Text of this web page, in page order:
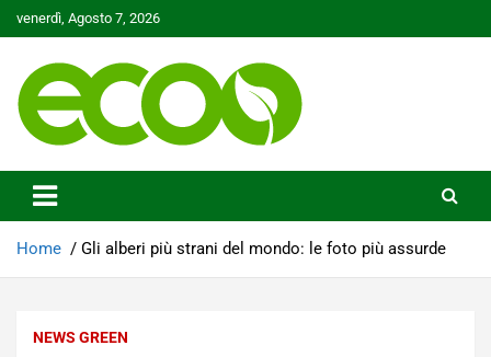
to
venerdì, Agosto 7, 2026
Ecoo.it
Home Gli alberi più strani del mondo: le foto più assurde
NEWS GREEN